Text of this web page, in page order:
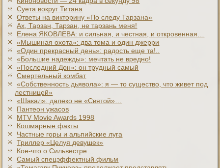
Суета вокруг Титана
Ответы на викторину «По следу Тарзана»
Ах, Тарзан, Тарзан, не тарзань меня!
Елена ЯКОВЛЕВА: и сильная, и честная, и откровенная…
«Мышиная охота»: два тома и один джерри
«Один прекрасный день»: радость еще та!..
«Большие надежды»: мечтать не вредно!
«Последний Дон»: он трудный самый
Смертельный комбат
«Собственность дьявола»: я — то существо, что живет под
лестницей»
«Шакал»: далеко не «Святой»…
Пантеон ужасов
MTV Movie Awards 1998
Кошмарные факты
Частные горы и альпийские луга
Триллер «Целуя девушек»
Кое-что о Сильвестре…
Самый спецэффектный фильм